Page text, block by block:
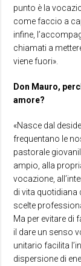
punto è la
come faccio a
infine,
chiamati a
viene fuori».
Don Mauro,
amore?
«Nasce dal
frequentano le
pastorale
ampio, alla
vocazione,
di vita quotidiana
scelte
Ma per evitare di
il dare un senso
unitario facilita
dispersione di